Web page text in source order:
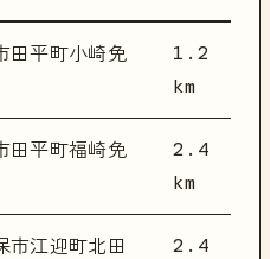
田平町小崎免
1.2
km
田平町福崎免
2.4
km
市江迎町北田 2.4